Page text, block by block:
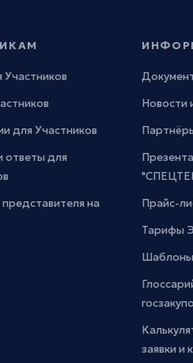
Участников
для Участников
ответы для
на
Новости
Прайс-
Тарифы
Шаблоны
заявки и